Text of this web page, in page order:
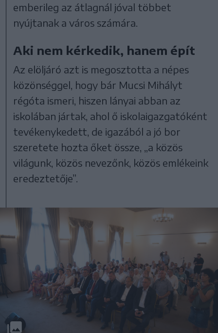
emberileg az átlagnál jóval többet
nyújtanak a város számára.
Aki nem kérkedik, hanem épít
Az elöljáró azt is megosztotta a népes
közönséggel, hogy bár Mucsi Mihályt
régóta ismeri, hiszen lányai abban az
iskolában jártak, ahol ő iskolaigazgatóként
tevékenykedett, de igazából a jó bor
szeretete hozta őket össze, „a közös
világunk, közös nevezőnk, közös emlékeink
eredeztetője”.